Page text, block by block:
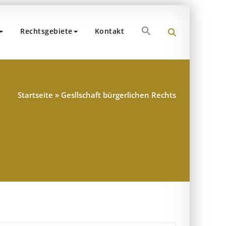
Rechtsgebiete Kontakt Search
for:
Startseite » Gesllschaft bürgerlichen Rechts